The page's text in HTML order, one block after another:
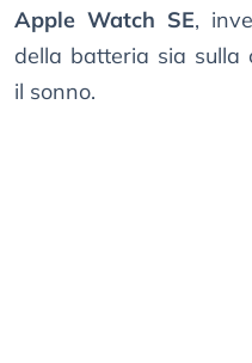
Apple Watch SE,
della batteria sia sulla
il sonno.